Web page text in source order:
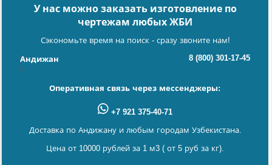
У нас можно заказать изготовление по
чертежам любых ЖБИ
Сэкономьте время на поиск - сразу звоните нам!
Андижан 8 (800) 301-17-45
Оперативная связь через мессенджеры:
+7 921 375-40-71
Доставка по Андижану и любым городам Узбекистана.
Цена от 10000 рублей за 1 м3 ( от 5 руб за кг).